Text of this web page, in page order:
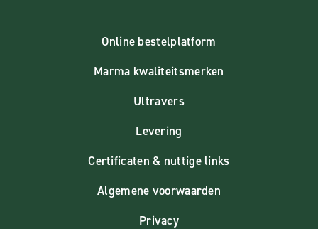
Online bestelplatform
Marma kwaliteitsmerken
Ultravers
Levering
Certificaten & nuttige links
Algemene voorwaarden
Privacy